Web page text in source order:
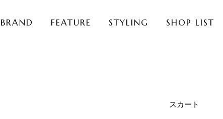
BRAND FEATURE STYLING SHOP LIST
スカート